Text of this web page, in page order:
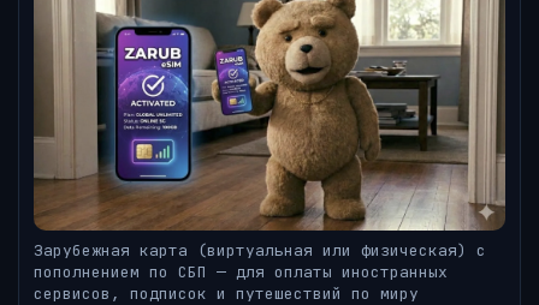
Зарубежная карта (виртуальная или физическая) с
пополнением по СБП — для оплаты иностранных
сервисов, подписок и путешествий по миру